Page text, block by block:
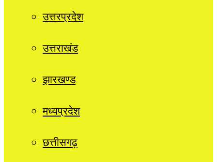
उत्तरप्रदेश
उत्तराखंड
झारखण्ड
मध्यप्रदेश
छत्तीसगढ़